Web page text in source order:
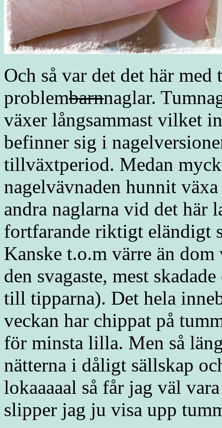
Och så var det det här
problembarnnaglar.
växer långsammast vilket
befinner sig i
tillväxtperiod. Medan
nagelvävnaden hunnit
andra naglarna vid det här
fortfarande riktigt eländigt
Kanske t.o.m värre än
den svagaste, mest
till tipparna). Det hela
veckan har chippat på
för minsta lilla. Men så
nätterna i dåligt sällskap
lokaaaaal så får jag väl
slipper jag ju visa upp